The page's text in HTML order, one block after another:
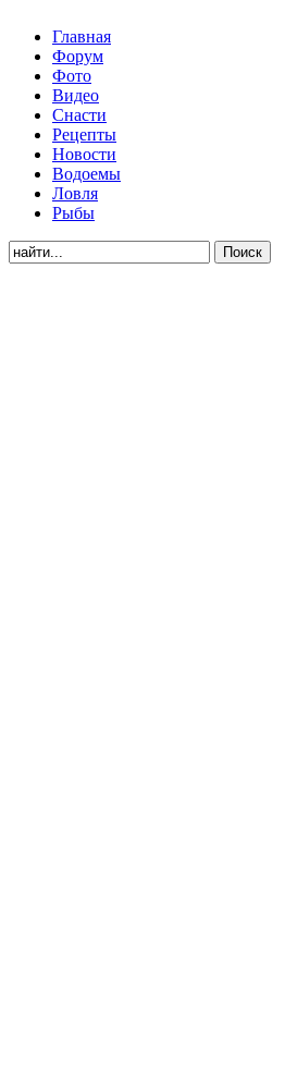
Главная
Форум
Фото
Видео
Снасти
Рецепты
Новости
Водоемы
Ловля
Рыбы